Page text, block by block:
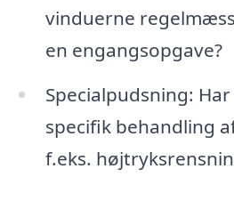
vinduerne
en engangsopgave?
Specialpudsning:
specifik behandling
f.eks.